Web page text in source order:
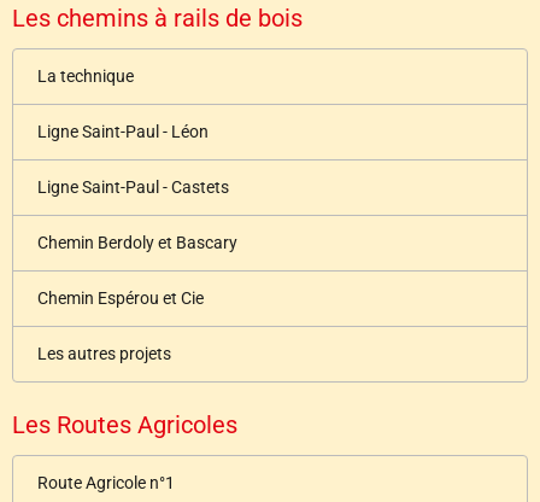
Les chemins à rails de bois
La technique
Ligne Saint-Paul - Léon
Ligne Saint-Paul - Castets
Chemin Berdoly et Bascary
Chemin Espérou et Cie
Les autres projets
Les Routes Agricoles
Route Agricole n°1